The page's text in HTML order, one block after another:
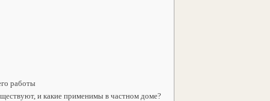
работы
и какие применимы в частном доме?